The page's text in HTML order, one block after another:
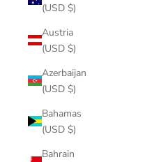
(USD $)
Austria
(USD $)
Azerbaijan
(USD $)
Bahamas
(USD $)
Bahrain